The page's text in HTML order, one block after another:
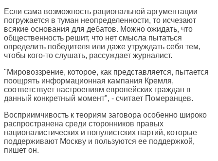
Если сама возможность рациональной аргументации
погружается в туман неопределенности, то исчезают
всякие основания для дебатов. Можно ожидать, что
общественность решит, что нет смысла пытаться
определить победителя или даже утруждать себя тем,
чтобы кого-то слушать, рассуждает журналист.
"Мировоззрение, которое, как представляется, пытается
поощрять информационная кампания Кремля,
соответствует настроениям европейских граждан в
данный конкретный момент", - считает Померанцев.
Восприимчивость к теориям заговора особенно широко
распространена среди сторонников правых
националистических и популистских партий, которые
поддерживают Москву и пользуются ее поддержкой,
пишет он.